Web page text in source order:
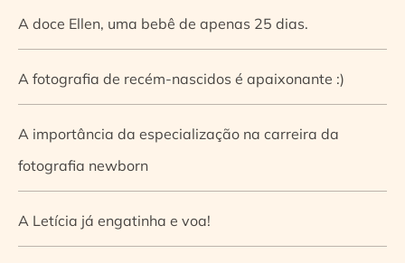
A doce Ellen, uma bebê de apenas 25 dias.
A fotografia de recém-nascidos é apaixonante :)
A importância da especialização na carreira da
fotografia newborn
A Letícia já engatinha e voa!